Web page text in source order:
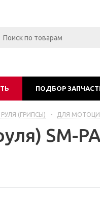
ПОДБОР
РУЛЯ (ГРИПСЫ) - ДЛЯ
SM-